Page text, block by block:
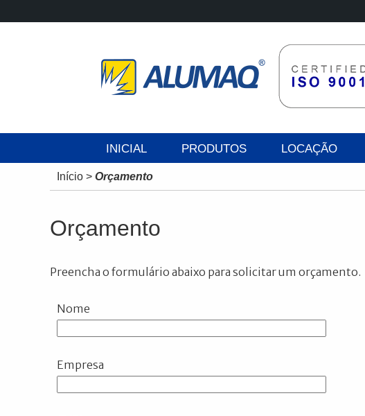
INICIAL PRODUTOS LOCAÇÃO
Início > Orçamento
Orçamento
Preencha o formulário abaixo para solicitar um orçamento.
Nome
Empresa